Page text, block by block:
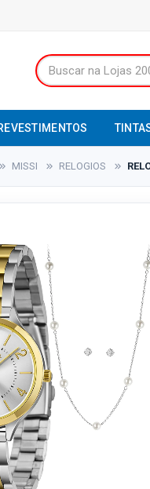
MISSI RELOGIOS